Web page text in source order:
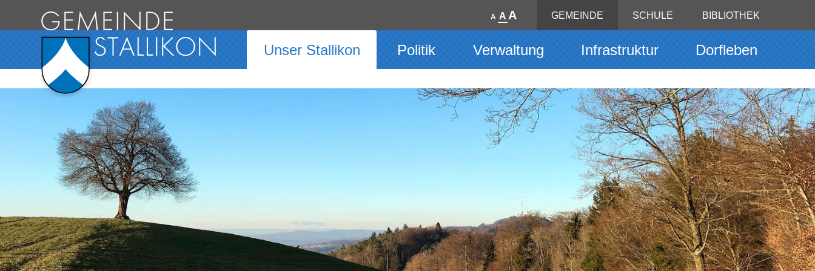
A A A GEMEINDE SCHULE BIBLIOTHEK
Hauptnavigation Unser Stallikon Politik Verwaltung Infrastruktur Dorfleben